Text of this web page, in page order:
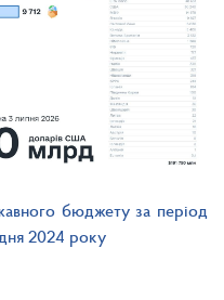
бюджету за період
2024 року